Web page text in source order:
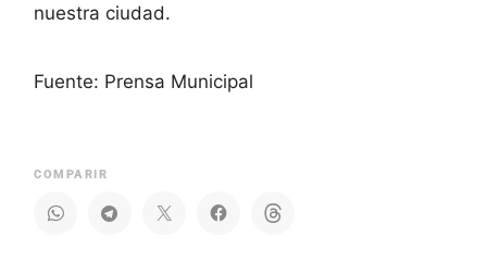
nuestra ciudad.
Fuente: Prensa Municipal
COMPARIR